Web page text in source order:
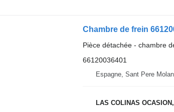
Chambre de frein
Pièce détachée - chambre
66120036401
Espagne, Sant Pere
LAS COLINAS